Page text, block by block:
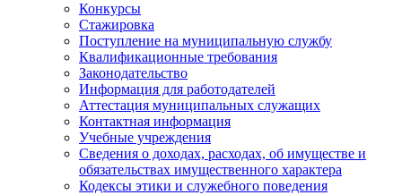
Конкурсы
Стажировка
Поступление на муниципальную службу
Квалификационные требования
Законодательство
Информация для работодателей
Аттестация муниципальных служащих
Контактная информация
Учебные учреждения
Сведения о доходах, расходах, об имуществе и
обязательствах имущественного характера
Кодексы этики и служебного поведения